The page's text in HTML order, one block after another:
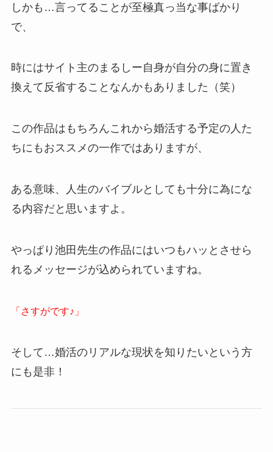
しかも…言ってることが至極真っ当な事ばかり
で、
時にはサイト主のまるしー自身が自分の身に置き
換えて反省することなんかもありました（笑）
この作品はもちろんこれから婚活する予定の人た
ちにもおススメの一作ではありますが、
ある意味、人生のバイブルとしても十分に為にな
る内容だと思いますよ。
やっぱり池田先生の作品にはいつもハッとさせら
れるメッセージが込められていますね。
「さすがです♪」
そして…婚活のリアルな現状を知りたいという方
にも是非！